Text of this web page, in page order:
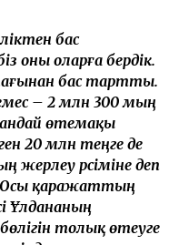
тағы бір мәселе
ата-анасы
Желіде Әділет
әйелі қайтыс
теңгені өзіне алып
өзі емес,